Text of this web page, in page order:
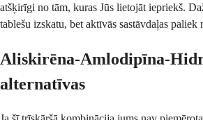
atšķirīgi no tām, kuras Jūs lietojāt iepriekš.
tablešu izskatu, bet aktīvās sastāvdaļas paliek
Aliskirēna-Amlodipīna-
alternatīvas